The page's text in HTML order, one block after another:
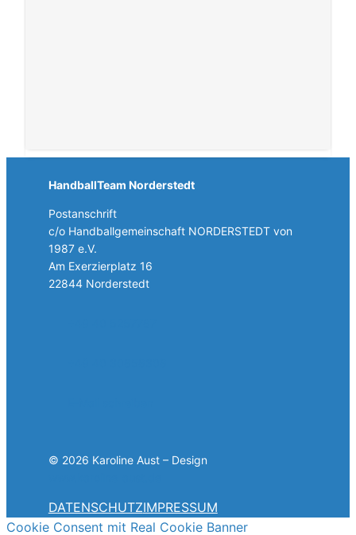
HandballTeam Norderstedt
Postanschrift
c/o Handballgemeinschaft NORDERSTEDT von
1987 e.V.
Am Exerzierplatz 16
22844 Norderstedt
© 2026 Karoline Aust – Design
DATENSCHUTZIMPRESSUM
Cookie Consent mit Real Cookie Banner